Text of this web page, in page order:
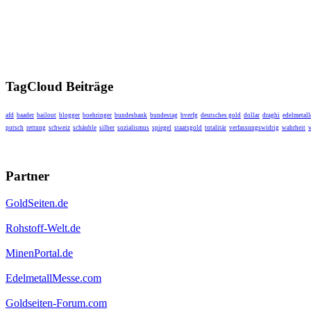
TagCloud Beiträge
afd baader bailout blogger boehringer bundesbank bundestag bverfg deutsches gold dollar draghi
putsch rettung schweiz schäuble silber sozialismus spiegel staatsgold totalitär verfassungswidrig wahrheit
Partner
GoldSeiten.de
Rohstoff-Welt.de
MinenPortal.de
EdelmetallMesse.com
Goldseiten-Forum.com